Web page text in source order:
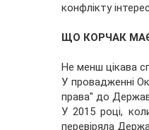
конфлікту
ЩО КОРЧАК
Не менш цікава
У провадженні
права" до
У 2015 році,
перевіряла